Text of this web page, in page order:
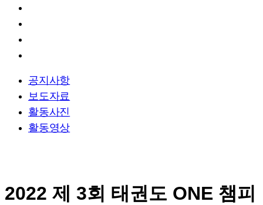
공지사항
보도자료
활동사진
활동영상
2022 제 3회 태권도 ONE 챔피